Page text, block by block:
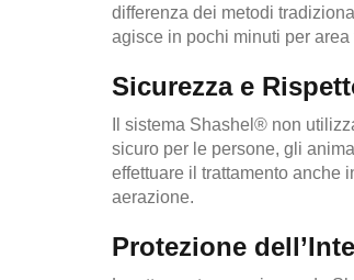
differenza dei metodi
agisce in pochi minuti per
Sicurezza e
Il sistema Shashel® non
sicuro per le persone, gli
effettuare il trattamento anche
aerazione.
Protezione